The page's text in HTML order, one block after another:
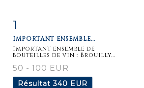
1
IMPORTANT ENSEMBLE...
Important ensemble de
bouteilles de vin : Brouilly...
50 - 100 EUR
Résultat340 EUR